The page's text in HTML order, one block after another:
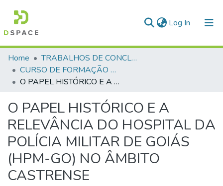
Log In (current)
Communities & Collections
All of DSpace
Home
TRABALHOS DE CONCLUSÃO DE CURSO - CFP (CURSO DE FORMAÇÃO DE PRAÇAS)
CURSO DE FORMAÇÃO DE PRAÇAS - CFP - 2023
O PAPEL HISTÓRICO E A RELEVÂNCIA DO HOSPITAL DA POLÍCIA MILITAR DE GOIÁS (HPM-GO) NO ÂMBITO CASTRENSE
O PAPEL HISTÓRICO E A
RELEVÂNCIA DO HOSPITAL DA
POLÍCIA MILITAR DE GOIÁS
(HPM-GO) NO ÂMBITO
CASTRENSE